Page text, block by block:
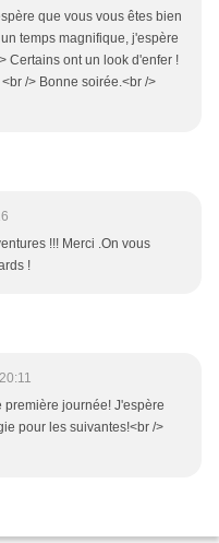
que vous vous êtes bien
temps magnifique, j'espère
Certains ont un look d'enfer !
/> Bonne soirée.<br />
!!! Merci .On vous
!
journée! J'espère
pour les suivantes!<br />